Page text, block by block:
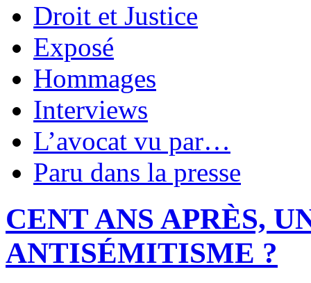
Droit et Justice
Exposé
Hommages
Interviews
L’avocat vu par…
Paru dans la presse
CENT ANS APRÈS,
ANTISÉMITISME ?